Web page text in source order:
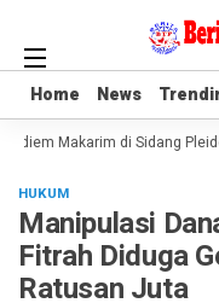
Home News
Home News
Makarim di Sidang
HUKUM
Manipulasi
Fitrah Diduga
Ratusan Juta